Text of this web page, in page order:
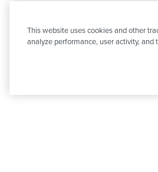
This website uses cookies and other
analyze performance, user activity, and